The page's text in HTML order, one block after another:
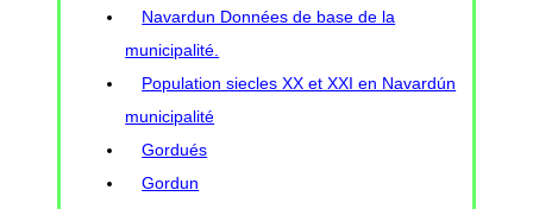
Navardun Données de base de la
municipalité.
Population siecles XX et XXI en Navardún
municipalité
Gordués
Gordun